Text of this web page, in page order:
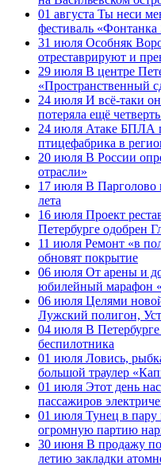
01 августа Ты неси
фестиваль «Фонтанка
31 июля Особняк
отреставрируют и
29 июля В центре
«Пространственный
24 июля И всё-таки
потеряла ещё
24 июля Атаке БПЛА
птицефабрика в
20 июля В России
отрасли»
17 июля В Парголово
лета
16 июля Проект
Петербурге одобрен
11 июля Ремонт «в
обновят покрытие
06 июля От арены и
юбилейный марафон
06 июля Целями
Лужский полигон,
04 июля В
беспилотника
01 июля Ловись,
большой траулер
01 июля Этот день
пассажиров
01 июля Тунец в пару
огромную партию
30 июня В продажу
летию закладки